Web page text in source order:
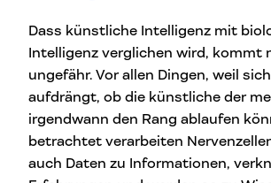
Dass künstliche Intelligenz mit
Intelligenz verglichen wird, kommt
ungefähr. Vor allen Dingen, weil
aufdrängt, ob die künstliche der
irgendwann den Rang ablaufen
betrachtet verarbeiten
auch Daten zu Informationen,